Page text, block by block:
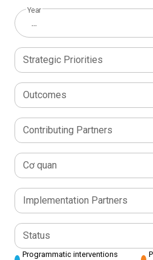
Year
...
Strategic Priorities
Outcomes
Contributing Partners
Cơ quan
Implementation Partners
Status
Programmatic interventions